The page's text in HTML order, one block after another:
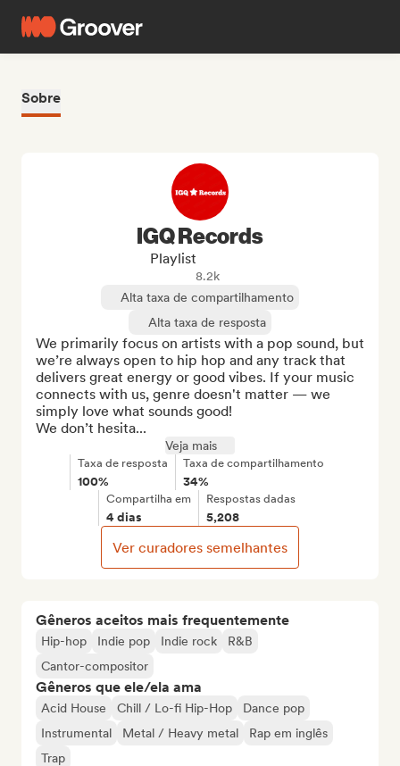
Sobre
Gêneros aceitos mais frequentemente
Hip-hop Indie pop Indie rock
R&B
Cantor-compositor
Gêneros que ele/ela ama
Acid House Chill / Lo-fi Hip-Hop
Dance pop
Instrumental
Metal / Heavy metal
Rap em inglês
Trap
IGQ Records
Playlist
8.2k
Alta taxa de compartilhamento
Alta taxa de resposta
We primarily focus on artists with a pop sound, but
we’re always open to hip hop and any track that
delivers great energy or good vibes. If your music
connects with us, genre doesn't matter — we
simply love what sounds good!
We don’t hesita...
Veja mais
Taxa de resposta
100%
Taxa de compartilhamento
34%
Compartilha em
4 dias
Respostas dadas
5,208
Ver curadores semelhantes